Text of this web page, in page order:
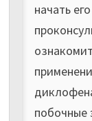
начать
побочные